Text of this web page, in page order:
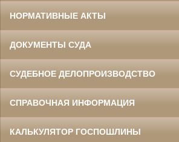
НОРМАТИВНЫЕ АКТЫ
ДОКУМЕНТЫ СУДА
СУДЕБНОЕ ДЕЛОПРОИЗВОДСТВО
СПРАВОЧНАЯ ИНФОРМАЦИЯ
КАЛЬКУЛЯТОР ГОСПОШЛИНЫ